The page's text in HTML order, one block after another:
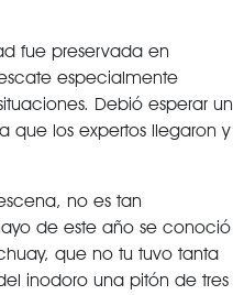
fue preservada en
especialmente
Debió esperar un
que los expertos llegaron y
no es tan
de este año se conoció
que no tu tuvo tanta
inodoro una pitón de tres